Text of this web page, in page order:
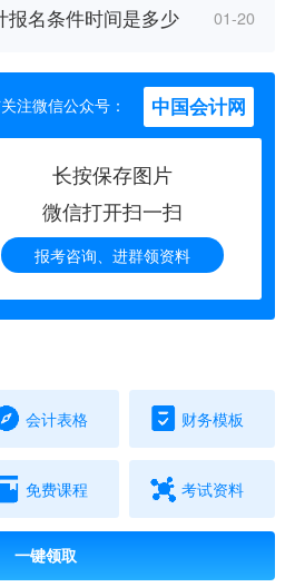
报名条件时间是多少 01-20
注微信公众号： 中国会计网
长按保存图片
微信打开扫一扫
报考咨询、进群领资料
会计表格 财务模板
免费课程 考试资料
一键领取